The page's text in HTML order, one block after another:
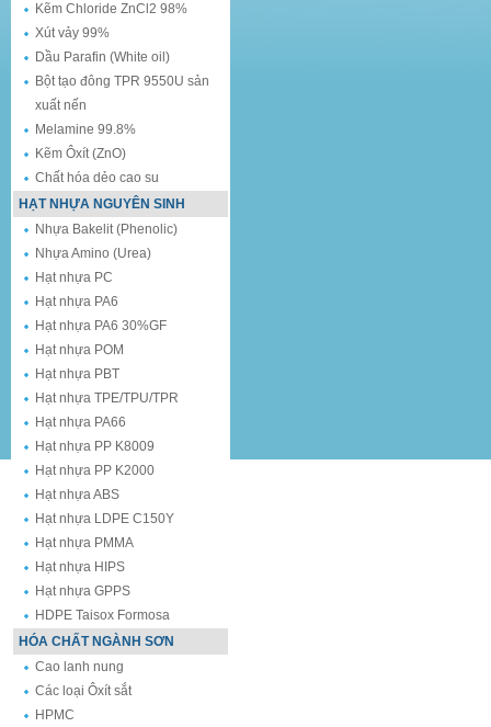
Kẽm Chloride ZnCl2 98%
Xút vảy 99%
Dầu Parafin (White oil)
Bột tạo đông TPR 9550U sản
xuất nến
Melamine 99.8%
Kẽm Ôxít (ZnO)
Chất hóa dẻo cao su
HẠT NHỰA NGUYÊN SINH
Nhựa Bakelit (Phenolic)
Nhựa Amino (Urea)
Hạt nhựa PC
Hạt nhựa PA6
Hạt nhựa PA6 30%GF
Hạt nhựa POM
Hạt nhựa PBT
Hạt nhựa TPE/TPU/TPR
Hạt nhựa PA66
Hạt nhựa PP K8009
Hạt nhựa PP K2000
Hạt nhựa ABS
Hạt nhựa LDPE C150Y
Hạt nhựa PMMA
Hạt nhựa HIPS
Hạt nhựa GPPS
HDPE Taisox Formosa
HÓA CHẤT NGÀNH SƠN
Cao lanh nung
Các loại Ôxít sắt
HPMC